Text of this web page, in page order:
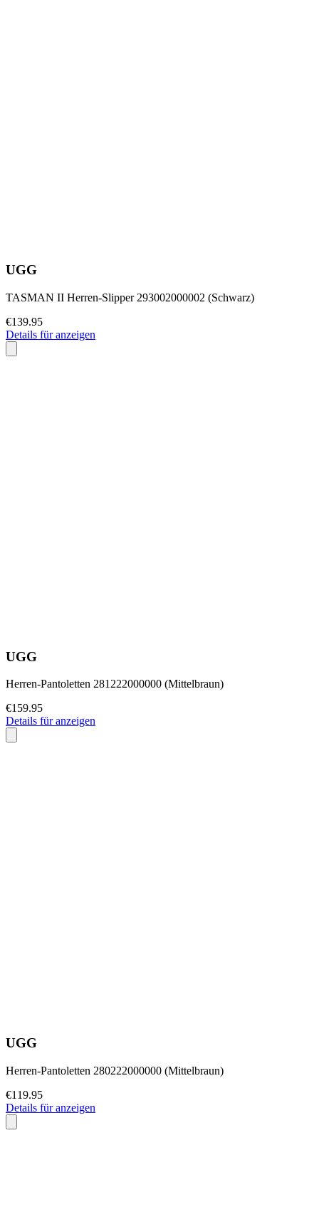
UGG
TASMAN II Herren-Slipper 293002000002 (Schwarz)
€139.95
Details für anzeigen
UGG
Herren-Pantoletten 281222000000 (Mittelbraun)
€159.95
Details für anzeigen
UGG
Herren-Pantoletten 280222000000 (Mittelbraun)
€119.95
Details für anzeigen